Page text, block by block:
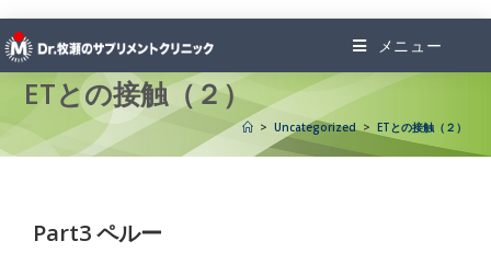
メニュー
ETとの接触（２）
> Uncategorized > ETとの接触（２）
Part3 ペルー